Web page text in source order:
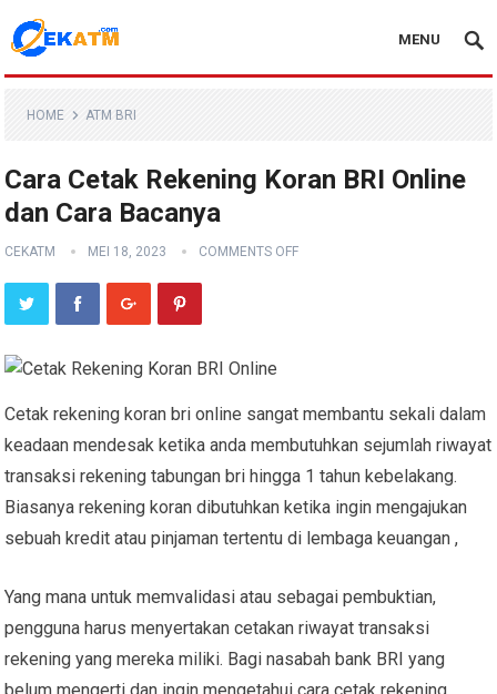
MENU
HOME ATM BRI
Cara Cetak Rekening Koran BRI Online
dan Cara Bacanya
CEKATM MEI 18, 2023 COMMENTS OFF
Cetak rekening koran bri online sangat membantu sekali dalam
keadaan mendesak ketika anda membutuhkan sejumlah riwayat
transaksi rekening tabungan bri hingga 1 tahun kebelakang.
Biasanya rekening koran dibutuhkan ketika ingin mengajukan
sebuah kredit atau pinjaman tertentu di lembaga keuangan ,
Yang mana untuk memvalidasi atau sebagai pembuktian,
pengguna harus menyertakan cetakan riwayat transaksi
rekening yang mereka miliki. Bagi nasabah bank BRI yang